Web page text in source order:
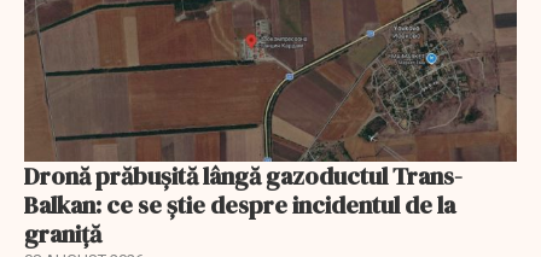
Dronă prăbușită lângă gazoductul Trans-
Balkan: ce se știe despre incidentul de la
graniță